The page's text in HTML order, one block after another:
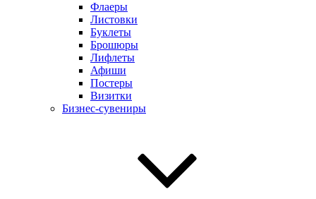
Флаеры
Листовки
Буклеты
Брошюры
Лифлеты
Афиши
Постеры
Визитки
Бизнес-сувениры